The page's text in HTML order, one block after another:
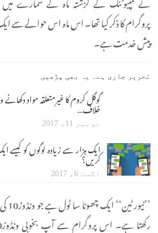
پروگرام کا ذکر کیا تھا۔ اس ماہ اس حوالے سے ایک
پیش خدمت ہے۔
تحریر جاری ہے۔ یہ بھی پڑھیں
گوگل کروم کا غیرمتعلقہ مواد
خلاف…
نومبر 11، 2017
ایک ہزار سے زیادہ لوگوں کو
کریں؟
اگست 6، 2017